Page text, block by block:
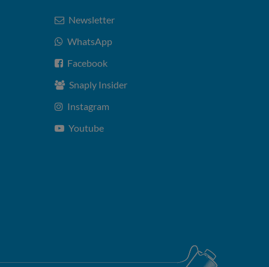
Newsletter
WhatsApp
Facebook
Snaply Insider
Instagram
Youtube